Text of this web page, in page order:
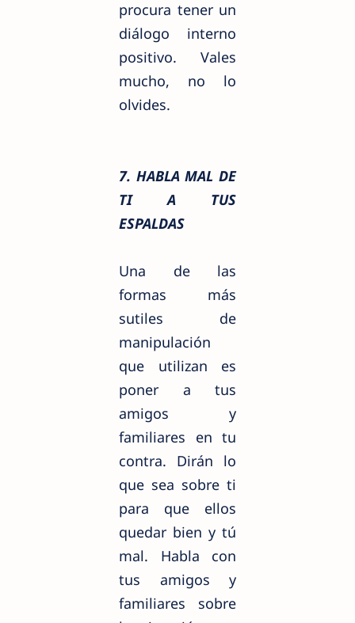
procura tener un
diálogo interno
positivo. Vales
mucho, no lo
olvides.
7. HABLA MAL DE
TI A TUS
ESPALDAS
Una de las
formas más
sutiles de
manipulación
que utilizan es
poner a tus
amigos y
familiares en tu
contra. Dirán lo
que sea sobre ti
para que ellos
quedar bien y tú
mal. Habla con
tus amigos y
familiares sobre